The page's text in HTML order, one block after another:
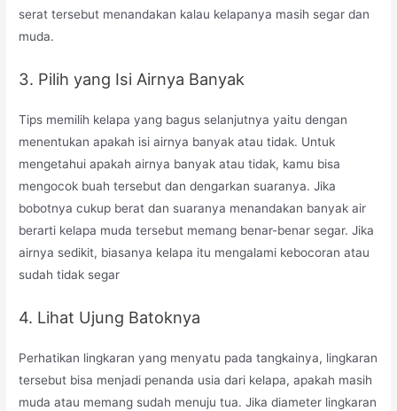
serat tersebut menandakan kalau kelapanya masih segar dan
muda.
3. Pilih yang Isi Airnya Banyak
Tips memilih kelapa yang bagus selanjutnya yaitu dengan
menentukan apakah isi airnya banyak atau tidak. Untuk
mengetahui apakah airnya banyak atau tidak, kamu bisa
mengocok buah tersebut dan dengarkan suaranya. Jika
bobotnya cukup berat dan suaranya menandakan banyak air
berarti kelapa muda tersebut memang benar-benar segar. Jika
airnya sedikit, biasanya kelapa itu mengalami kebocoran atau
sudah tidak segar
4. Lihat Ujung Batoknya
Perhatikan lingkaran yang menyatu pada tangkainya, lingkaran
tersebut bisa menjadi penanda usia dari kelapa, apakah masih
muda atau memang sudah menuju tua. Jika diameter lingkaran